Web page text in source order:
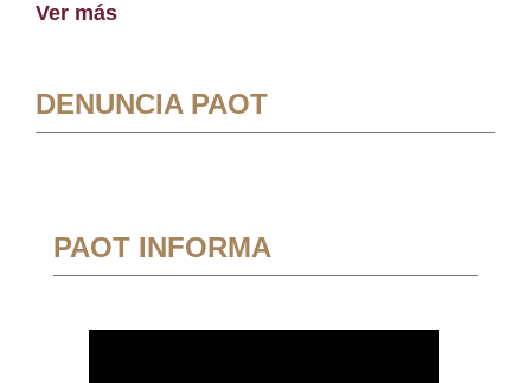
Ver más
DENUNCIA PAOT
PAOT INFORMA